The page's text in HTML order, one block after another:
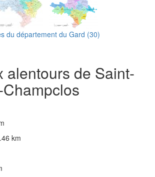
du département du Gard (30)
alentours de Saint-
km